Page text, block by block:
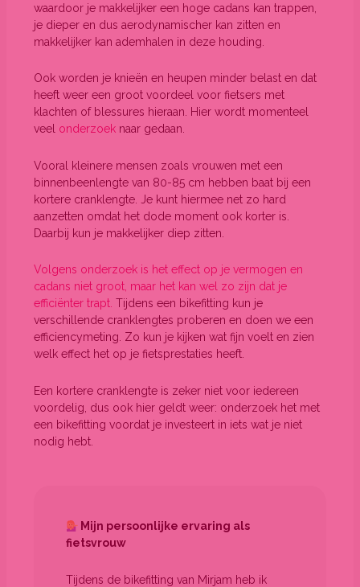
waardoor je makkelijker een hoge cadans kan trappen,
je dieper en dus aerodynamischer kan zitten en
makkelijker kan ademhalen in deze houding.
Ook worden je knieën en heupen minder belast en dat
heeft weer een groot voordeel voor fietsers met
klachten of blessures hieraan. Hier wordt momenteel
veel onderzoeknaar gedaan.
Vooral kleinere mensen zoals vrouwen met een
binnenbeenlengte van 80-85 cm hebben baat bij een
kortere cranklengte. Je kunt hiermee net zo hard
aanzetten omdat het dode moment ook korter is.
Daarbij kun je makkelijker diep zitten.
Volgens onderzoek is het effect op je vermogen en
cadans niet groot, maar het kan wel zo zijn dat je
efficiënter trapt. Tijdens een bikefitting kun je
verschillende cranklengtes proberen en doen we een
efficiencymeting. Zo kun je kijken wat fijn voelt en zien
welk effect het op je fietsprestaties heeft.
Een kortere cranklengte is zeker niet voor iedereen
voordelig, dus ook hier geldt weer: onderzoek het met
een bikefitting voordat je investeert in iets wat je niet
nodig hebt.
Mijn persoonlijke ervaring als
fietsvrouw
Tijdens de bikefitting van Mirjam heb ik